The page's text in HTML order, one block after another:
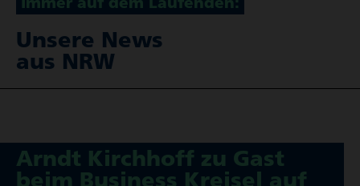
Unsere News
aus NRW
Arndt Kirchhoff zu Gast
beim Business Kreisel auf